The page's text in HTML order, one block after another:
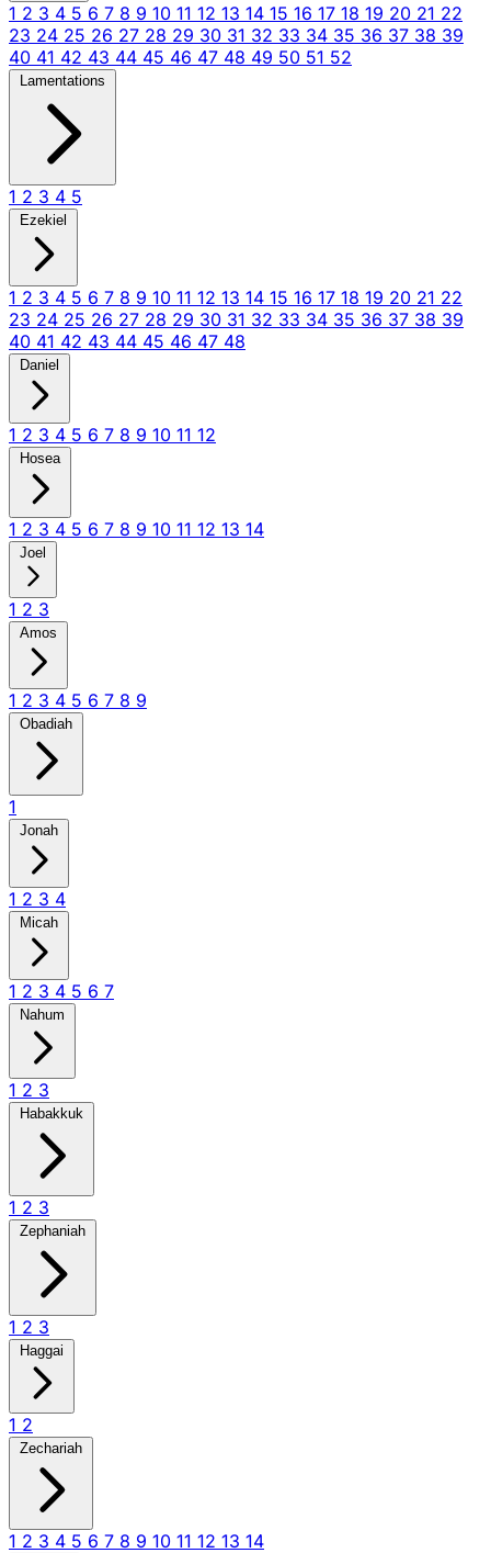
1 2 3 4 5 6 7 8 9 10 11 12 13 14 15 16 17 18 19 20 21 22
23 24 25 26 27 28 29 30 31 32 33 34 35 36 37 38 39
40 41 42 43 44 45 46 47 48 49 50 51 52
Lamentations
1 2 3 4 5
Ezekiel
1 2 3 4 5 6 7 8 9 10 11 12 13 14 15 16 17 18 19 20 21 22
23 24 25 26 27 28 29 30 31 32 33 34 35 36 37 38 39
40 41 42 43 44 45 46 47 48
Daniel
1 2 3 4 5 6 7 8 9 10 11 12
Hosea
1 2 3 4 5 6 7 8 9 10 11 12 13 14
Joel
1 2 3
Amos
1 2 3 4 5 6 7 8 9
Obadiah
1
Jonah
1 2 3 4
Micah
1 2 3 4 5 6 7
Nahum
1 2 3
Habakkuk
1 2 3
Zephaniah
1 2 3
Haggai
1 2
Zechariah
1 2 3 4 5 6 7 8 9 10 11 12 13 14